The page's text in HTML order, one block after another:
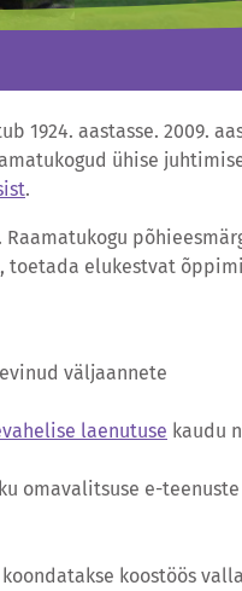
1924. aastasse. 2009.
ühise
.
toetada elukestvat
väljaannete
laenutuse kaudu
omavalitsuse e-teenuste
koondatakse koostöös valla